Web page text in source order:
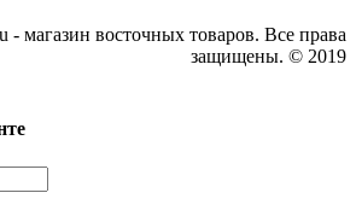
- магазин восточных товаров. Все права
защищены. © 2019